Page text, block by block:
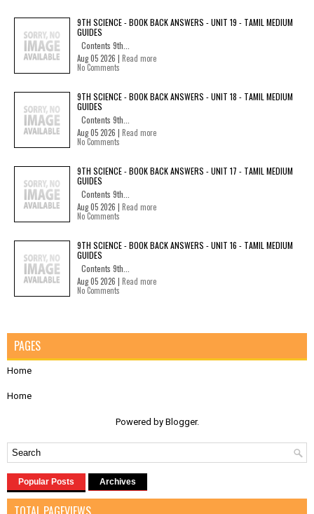
9TH SCIENCE - BOOK BACK ANSWERS - UNIT 19 - TAMIL MEDIUM
GUIDES
Contents 9th...
Aug 05 2026 | Read more
No Comments
9TH SCIENCE - BOOK BACK ANSWERS - UNIT 18 - TAMIL MEDIUM
GUIDES
Contents 9th...
Aug 05 2026 | Read more
No Comments
9TH SCIENCE - BOOK BACK ANSWERS - UNIT 17 - TAMIL MEDIUM
GUIDES
Contents 9th...
Aug 05 2026 | Read more
No Comments
9TH SCIENCE - BOOK BACK ANSWERS - UNIT 16 - TAMIL MEDIUM
GUIDES
Contents 9th...
Aug 05 2026 | Read more
No Comments
PAGES
Home
Home
Powered by Blogger.
Popular Posts Archives